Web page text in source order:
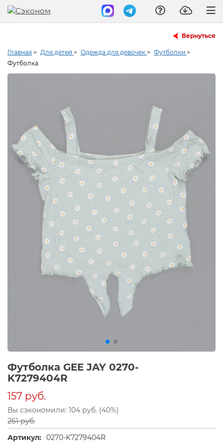
Вернуться
Главная > Для детей > Одежда для девочек > Футболки >
Футболка
Футболка GEE JAY 0270-
K7279404R
157 руб.
Вы сэкономили: 104 руб. (40%)
261 руб.
Артикул: 0270-K7279404R